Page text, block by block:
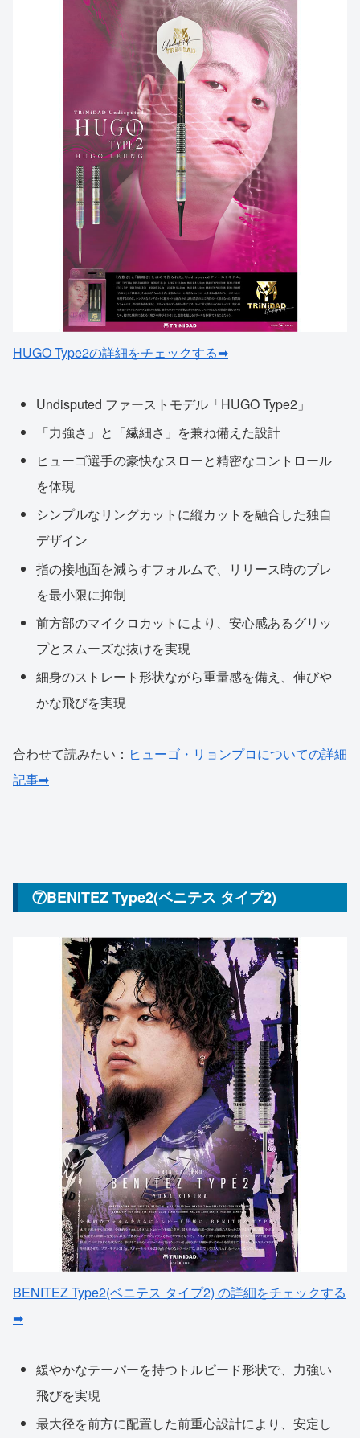
HUGO Type2の詳細をチェックする➡
Undisputed ファーストモデル「HUGO Type2」
「力強さ」と「繊細さ」を兼ね備えた設計
ヒューゴ選手の豪快なスローと精密なコントロール
を体現
シンプルなリングカットに縦カットを融合した独自
デザイン
指の接地面を減らすフォルムで、リリース時のブレ
を最小限に抑制
前方部のマイクロカットにより、安心感あるグリッ
プとスムーズな抜けを実現
細身のストレート形状ながら重量感を備え、伸びや
かな飛びを実現
合わせて読みたい： ヒューゴ・リョンプロについての詳細
記事➡
⑦BENITEZ Type2(ベニテス タイプ2)
BENITEZ Type2(ベニテス タイプ2) の詳細をチェックする
➡
緩やかなテーパーを持つトルピード形状で、力強い
飛びを実現
最大径を前方に配置した前重心設計により、安定し